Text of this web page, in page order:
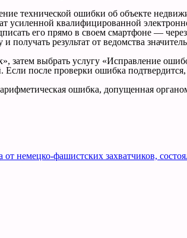
технической ошибки об объекте
квалифицированной
его прямо в своем смартфоне —
и получать результат от ведомства
затем выбрать услугу «Исправление
Если после проверки ошибка
ошибка, допущенная
немецко-фашистских захватчиков,